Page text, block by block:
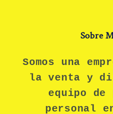
Sobre
Somos una
la venta y
equipo de
personal